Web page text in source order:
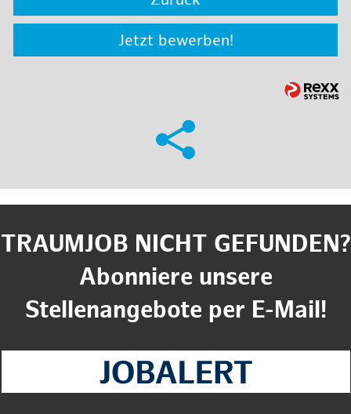
Jetzt bewerben!
TRAUMJOB NICHT GEFUNDEN?
Abonniere unsere
Stellenangebote per E-Mail!